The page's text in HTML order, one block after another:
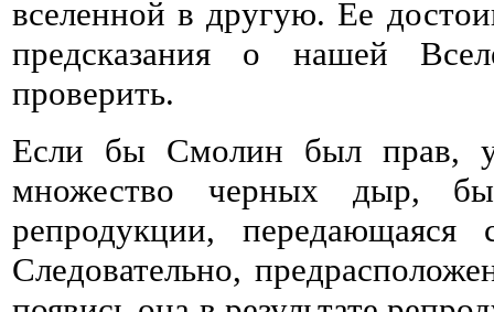
вселенной в другую. Ее
предсказания о нашей
проверить.
Если бы Смолин был прав,
множество черных дыр,
репродукции, передающаяся
Следовательно,